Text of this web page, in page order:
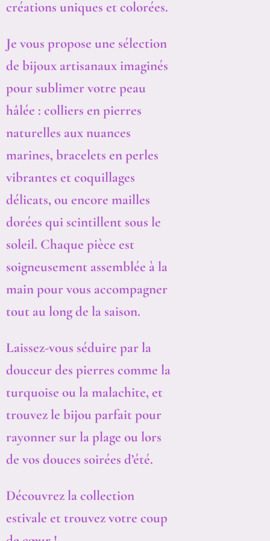
créations uniques et colorées.
Je vous propose une sélection
de bijoux artisanaux imaginés
pour sublimer votre peau
hâlée : colliers en pierres
naturelles aux nuances
marines, bracelets en perles
vibrantes et coquillages
délicats, ou encore mailles
dorées qui scintillent sous le
soleil. Chaque pièce est
soigneusement assemblée à la
main pour vous accompagner
tout au long de la saison.
Laissez-vous séduire par la
douceur des pierres comme la
turquoise ou la malachite, et
trouvez le bijou parfait pour
rayonner sur la plage ou lors
de vos douces soirées d’été.
Découvrez la collection
estivale et trouvez votre coup